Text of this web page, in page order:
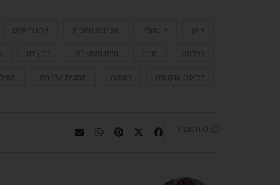
איזון אינסולין אנרגיה חיובית אתגרי חיים
הצלחה חורף חיים מאושרים לחץ דם
קליפת אוקומיה רפואה תמצית עלי זית תפילה
0 תגובות